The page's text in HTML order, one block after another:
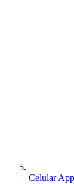
Celular